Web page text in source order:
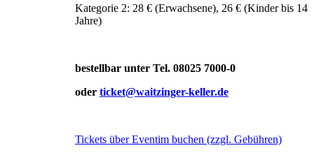
Kategorie 2: 28 € (Erwachsene), 26 € (Kinder bis 14
Jahre)
bestellbar unter Tel. 08025 7000-0
oder ticket@waitzinger-keller.de
Tickets über Eventim buchen (zzgl. Gebühren)